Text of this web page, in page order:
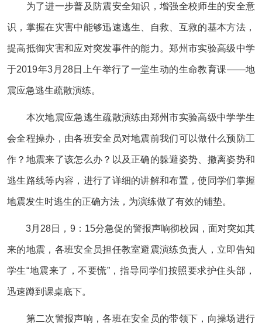
为了进一步普及防震安全知识，增强全校师生的安全意
识，掌握在灾害中能够迅速逃生、自救、互救的基本方法，
提高抵御灾害和应对突发事件的能力。郑州市实验高级中学
于2019年3月28日上午举行了一堂生动的生命教育课——地
震应急逃生疏散演练。
本次地震应急逃生疏散演练由郑州市实验高级中学学生
会全程操办，由各班安全员对地震前我们可以做什么预防工
作？地震来了该怎么办？以及正确的躲避姿势、撤离姿势和
逃生路线等内容，进行了详细的讲解和布置，使同学们掌握
地震发生时逃生的正确方法，为演练做了有效的铺垫。
3月28日，9：15分急促的警报声响彻校园，面对突如其
来的地震，各班安全员担任教室避震演练负责人，立即告知
学生“地震来了，不要慌”，指导同学们按照要求护住头部，
迅速蹲到课桌底下。
第二次警报声响，各班在安全员的带领下，向操场进行